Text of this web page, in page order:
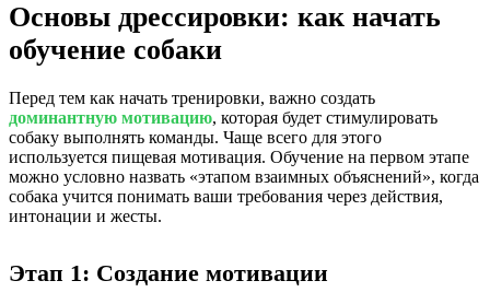
Основы дрессировки: как начать
обучение собаки
Перед тем как начать тренировки, важно создать
доминантную мотивацию, которая будет стимулировать
собаку выполнять команды. Чаще всего для этого
используется пищевая мотивация. Обучение на первом этапе
можно условно назвать «этапом взаимных объяснений», когда
собака учится понимать ваши требования через действия,
интонации и жесты.
Этап 1: Создание мотивации